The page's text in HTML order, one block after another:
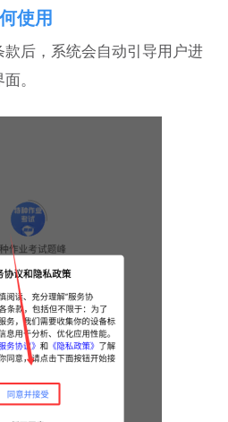
使用
后，系统会自动引导用户进
。